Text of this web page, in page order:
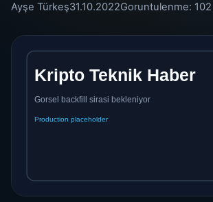
Ayşe Türkeş31.10.2022Goruntulenme: 102